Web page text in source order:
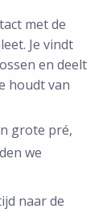
met de
Je vindt
en deelt
houdt van
grote pré,
we
naar de